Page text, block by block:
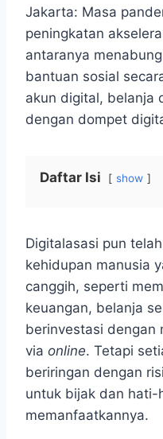
Jakarta: Masa
peningkatan
antaranya
bantuan sosial
akun digital, belanja
dengan dompet
Daftar Isi show
Digitalasasi pun
kehidupan manusia
canggih, seperti
keuangan, belanja
berinvestasi dengan
via online. Tetapi
beriringan dengan
untuk bijak dan hati-
memanfaatkannya.